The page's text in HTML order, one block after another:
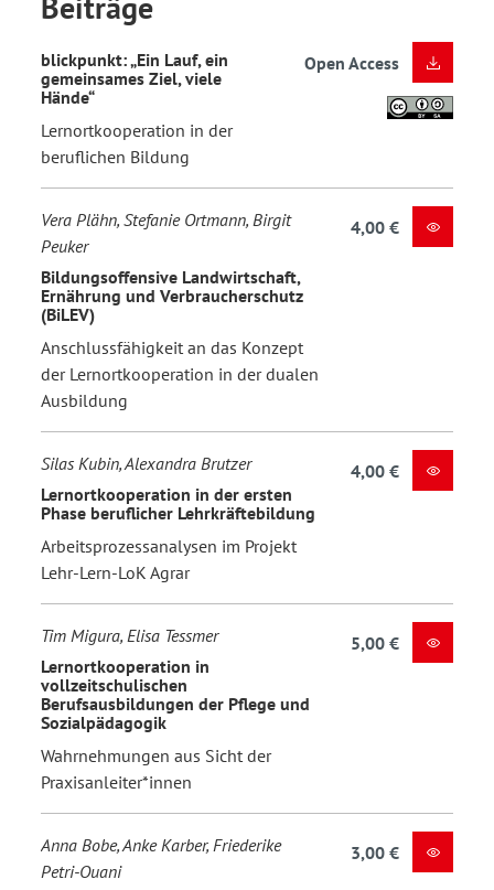
blickpunkt: „Ein Lauf, ein
gemeinsames Ziel, viele
Hände“
Lernortkooperation in der
beruflichen Bildung
Open Access
Vera Plähn, Stefanie Ortmann, Birgit
Peuker
Bildungsoffensive Landwirtschaft,
Ernährung und Verbraucherschutz
(BiLEV)
Anschlussfähigkeit an das Konzept
der Lernortkooperation in der dualen
Ausbildung
4,00 €
Silas Kubin, Alexandra Brutzer
Lernortkooperation in der ersten
Phase beruflicher Lehrkräftebildung
Arbeitsprozessanalysen im Projekt
Lehr-Lern-LoK Agrar
4,00 €
Tim Migura, Elisa Tessmer
Lernortkooperation in
vollzeitschulischen
Berufsausbildungen der Pflege und
Sozialpädagogik
Wahrnehmungen aus Sicht der
Praxisanleiter*innen
5,00 €
Anna Bobe, Anke Karber, Friederike
Petri-Ouani
3,00 €